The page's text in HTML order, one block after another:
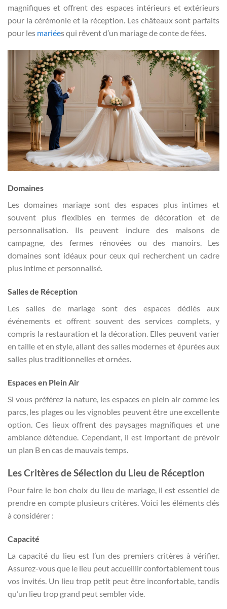
magnifiques et offrent des espaces intérieurs et extérieurs
pour la cérémonie et la réception. Les châteaux sont parfaits
pour les mariées qui rêvent d’un mariage de conte de fées.
Domaines
Les domaines mariage sont des espaces plus intimes et
souvent plus flexibles en termes de décoration et de
personnalisation. Ils peuvent inclure des maisons de
campagne, des fermes rénovées ou des manoirs. Les
domaines sont idéaux pour ceux qui recherchent un cadre
plus intime et personnalisé.
Salles de Réception
Les salles de mariage sont des espaces dédiés aux
événements et offrent souvent des services complets, y
compris la restauration et la décoration. Elles peuvent varier
en taille et en style, allant des salles modernes et épurées aux
salles plus traditionnelles et ornées.
Espaces en Plein Air
Si vous préférez la nature, les espaces en plein air comme les
parcs, les plages ou les vignobles peuvent être une excellente
option. Ces lieux offrent des paysages magnifiques et une
ambiance détendue. Cependant, il est important de prévoir
un plan B en cas de mauvais temps.
Les Critères de Sélection du Lieu de Réception
Pour faire le bon choix du lieu de mariage, il est essentiel de
prendre en compte plusieurs critères. Voici les éléments clés
à considérer :
Capacité
La capacité du lieu est l’un des premiers critères à vérifier.
Assurez-vous que le lieu peut accueillir confortablement tous
vos invités. Un lieu trop petit peut être inconfortable, tandis
qu’un lieu trop grand peut sembler vide.